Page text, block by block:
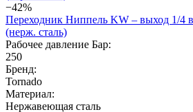
−42%
Переходник Ниппель KW – выход 1/4
(нерж. сталь)
Рабочее давление Бар:
250
Бренд:
Tornado
Материал:
Нержавеющая сталь